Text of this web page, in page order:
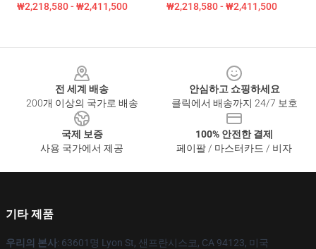
₩2,218,580 - ₩2,411,500 ₩2,218,580 - ₩2,411,500
전 세계 배송
200개 이상의 국가로 배송
안심하고 쇼핑하세요
클릭에서 배송까지 24/7 보호
국제 보증
사용 국가에서 제공
100% 안전한 결제
페이팔 / 마스터카드 / 비자
기타 제품
우리의 본사: 63601명 Lyon St, 샌프란시스코, CA 94123, 미국